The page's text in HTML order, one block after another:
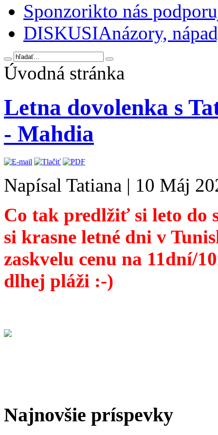
Sponzorikto nás
DISKUSIAnázory,
Úvodná stránka
Letna dovolenka s
- Mahdia
Napísal Tatiana | 10 Máj
Co tak predlžiť si leto do
si krasne letné dni v
zaskvelu cenu na 11dní/
dlhej pláži :-)
Najnovšie príspevky